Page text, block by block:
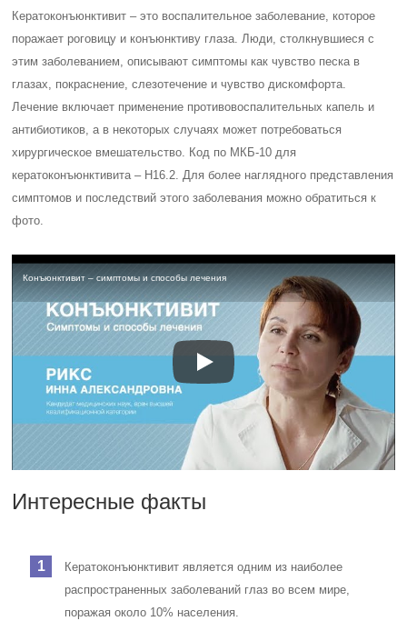
Кератоконъюнктивит – это воспалительное заболевание, которое
поражает роговицу и конъюнктиву глаза. Люди, столкнувшиеся с
этим заболеванием, описывают симптомы как чувство песка в
глазах, покраснение, слезотечение и чувство дискомфорта.
Лечение включает применение противовоспалительных капель и
антибиотиков, а в некоторых случаях может потребоваться
хирургическое вмешательство. Код по МКБ-10 для
кератоконъюнктивита – H16.2. Для более наглядного представления
симптомов и последствий этого заболевания можно обратиться к
фото.
Конъюнктивит – симптомы и способы лечения
Интересные факты
Кератоконъюнктивит является одним из наиболее
распространенных заболеваний глаз во всем мире,
поражая около 10% населения.